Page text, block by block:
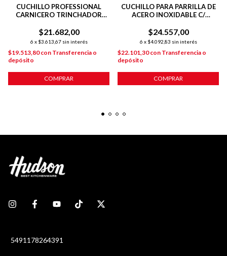
CUCHILLO PROFESSIONAL
CARNICERO TRINCHADOR
$21.682,00
6 x $3.613,67 sin interés
$19.513,80con Transferencia o
depósito
COMPRAR
CUCHILLO PARA PARRILLA DE
ACERO INOXIDABLE C/
$24.557,00
6 x $4.092,83 sin interés
$22.101,30con Transferencia o
depósito
COMPRAR
5491178264391